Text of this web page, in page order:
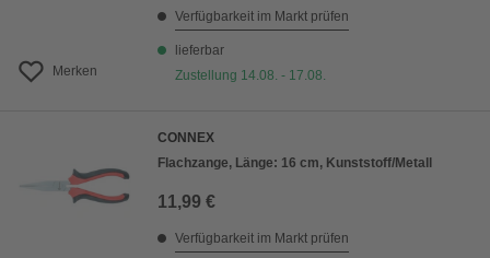
Merken
Verfügbarkeit im Markt prüfen
lieferbar
Zustellung 14.08. - 17.08.
CONNEX
Flachzange, Länge: 16 cm, Kunststoff/Metall
11,99 €
Verfügbarkeit im Markt prüfen